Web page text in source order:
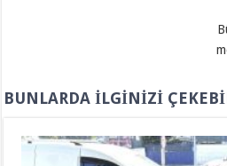
BUNLARDA İLGINIZI